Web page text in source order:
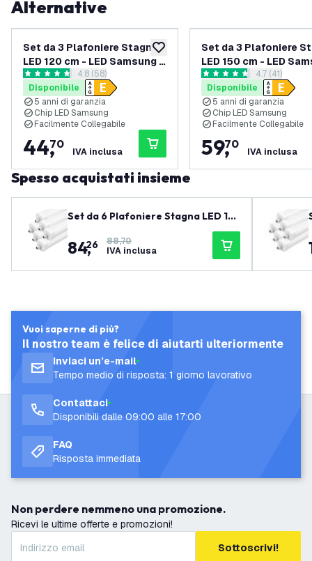
Alternative
aggiungi alla lista desideri
Set da 3 Plafoniere Stagna
LED 120 cm - LED Samsung -
IP65 - 36W - 130 lm/W -
6500K - Collegabili -
garanzia 5 anni
apri il cassetto delle recensioni
4.8 stelle di valutazione
4.8 (58)
Disponibile
5 anni di garanzia
Chip LED Samsung
Facilmente Collegabile
44,
70
IVA inclusa
Set da 3 Plafoniere
LED 150 cm - LED
IP65 - 48W - 130 lm/
4000K - Collegabili -
garanzia 5 anni
apri il
4.7 stelle di valutazione
4.7 (41)
Disponibile
5 anni di garanzia
Chip LED Samsung
Facilmente Collegabile
59,
70
IVA inclusa
Spesso acquistati insieme
Set da 6 Plafoniere Stagna LED 12
0 cm - LED Samsung - IP65 - 36W -
130 lm/W - 4000K - Collegabili - ga
ranzia 5 anni
84,
26
88,70
IVA inclusa
Vuoi saperne di più?
Il nostro team è felice di aiutarti ulteriormente
Inviaci un’e-mail
Tempo medio di risposta: 1 giorno lavorativo
Contattaci
Disponibili dalle 09:00 alle 17:00
FAQ
Risposta immediata
Non perdere nemmeno una promozione.
Ricevi le ultime offerte e promozioni!
Sottoscrivi!